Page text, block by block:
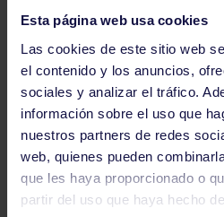
Esta página web usa cookies
Las cookies de este sitio web
el contenido y los anuncios,
sociales y analizar el tráfico.
información sobre el uso que
nuestros partners de redes
web, quienes pueden
que les haya proporcionado o
partir del uso que haya hecho
Balonmano 25 May 2026
LEO CARDELI,
ESPAÑA